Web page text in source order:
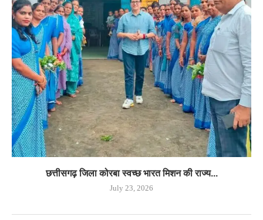
छत्तीसगढ़ जिला कोरबा स्वच्छ भारत मिशन की राज्य...
July 23, 2026